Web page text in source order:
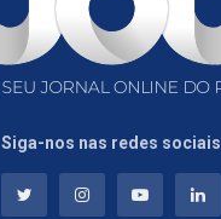
Siga-nos nas redes sociais